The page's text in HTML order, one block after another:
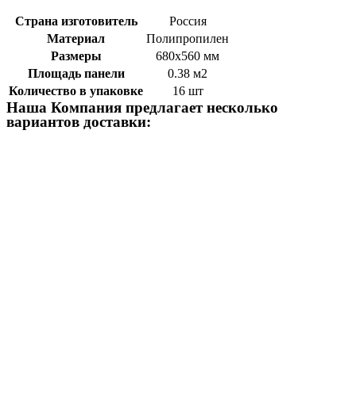
Страна изготовитель
Россия
Материал
Полипропилен
Размеры
680х560 мм
Площадь панели
0.38 м2
Количество в упаковке
16 шт
Наша Компания предлагает несколько
вариантов доставки: